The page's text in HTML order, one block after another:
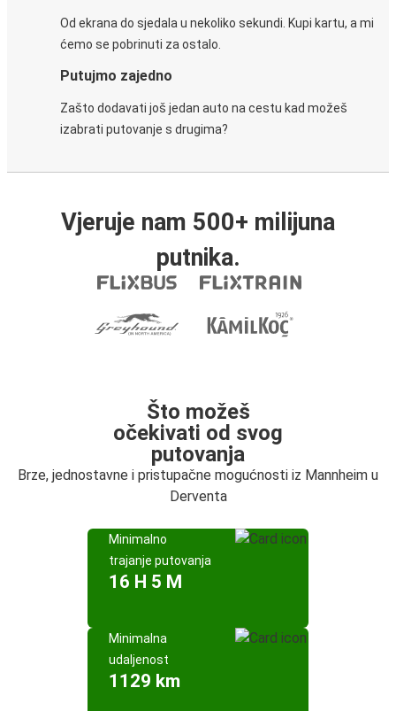
Od ekrana do sjedala u nekoliko sekundi. Kupi kartu, a mi
ćemo se pobrinuti za ostalo.
Putujmo zajedno
Zašto dodavati još jedan auto na cestu kad možeš
izabrati putovanje s drugima?
Vjeruje nam 500+ milijuna
putnika.
Što možeš
očekivati od svog
putovanja
Brze, jednostavne i pristupačne mogućnosti iz Mannheim u
Derventa
Minimalno
trajanje putovanja
16 H 5 M
Minimalna
udaljenost
1129 km